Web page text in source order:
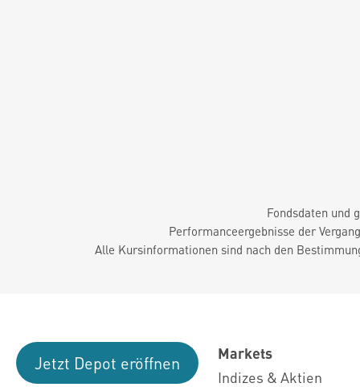
Fondsdaten und
Performanceergebnisse der
Alle Kursinformationen sind nach den
Jetzt Depot eröffnen
Markets
Indizes & Aktien